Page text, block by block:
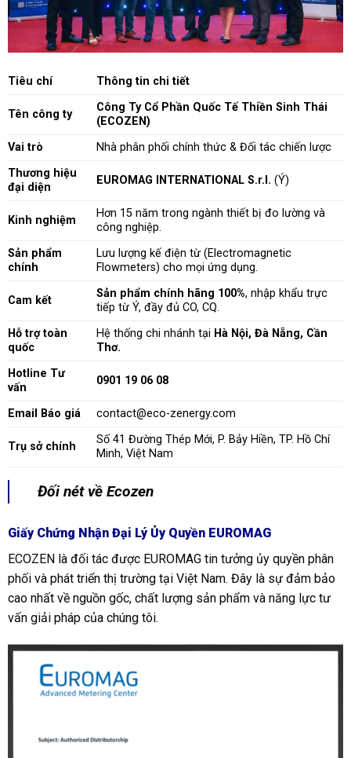
Tiêu chí Thông tin chi tiết
Tên công ty
Công Ty Cổ Phần Quốc Tế Thiền Sinh Thái
(ECOZEN)
Vai trò
Nhà phân phối chính thức & Đối tác chiến lược
Thương hiệu
đại diện
EUROMAG INTERNATIONAL S.r.l. (Ý)
Kinh nghiệm
Hơn 15 năm trong ngành thiết bị đo lường và
công nghiệp.
Sản phẩm
chính
Lưu lượng kế điện từ (Electromagnetic
Flowmeters) cho mọi ứng dụng.
Cam kết
Sản phẩm chính hãng 100%, nhập khẩu trực
tiếp từ Ý, đầy đủ CO, CQ.
Hỗ trợ toàn
quốc
Hệ thống chi nhánh tại Hà Nội, Đà Nẵng, Cần
Thơ.
Hotline Tư
vấn
0901 19 06 08
Email Báo giá contact@eco-zenergy.com
Trụ sở chính
Số 41 Đường Thép Mới, P. Bảy Hiền, TP. Hồ Chí
Minh, Việt Nam
Đối nét về Ecozen
Giấy Chứng Nhận Đại Lý Ủy Quyền EUROMAG
ECOZEN là đối tác được EUROMAG tin tưởng ủy quyền phân
phối và phát triển thị trường tại Việt Nam. Đây là sự đảm bảo
cao nhất về nguồn gốc, chất lượng sản phẩm và năng lực tư
vấn giải pháp của chúng tôi.